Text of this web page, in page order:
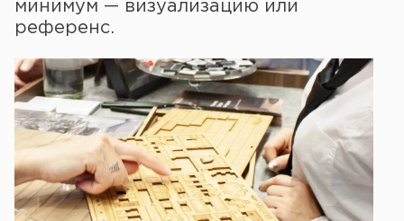
минимум — визуализацию или
референс.